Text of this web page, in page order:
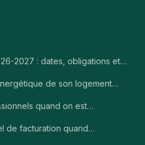
2027 : dates, obligations et…
de son logement…
quand on est…
de facturation quand…